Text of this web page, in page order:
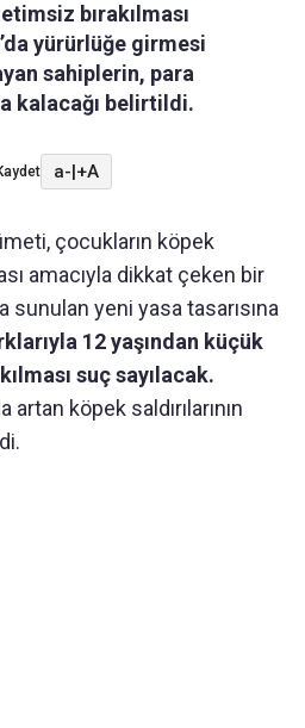
bırakılması
yürürlüğe girmesi
sahiplerin, para
kalacağı belirtildi.
a-|+A
çocukların köpek
amacıyla dikkat çeken bir
sunulan yeni yasa tasarısına
12 yaşından küçük
suç sayılacak.
köpek saldırılarının